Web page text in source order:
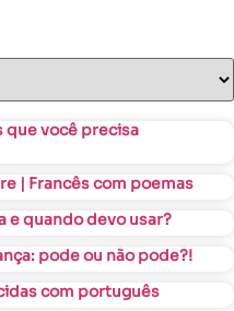
que você precisa
| Francês com poemas
e quando devo usar?
pode ou não pode?!
com português